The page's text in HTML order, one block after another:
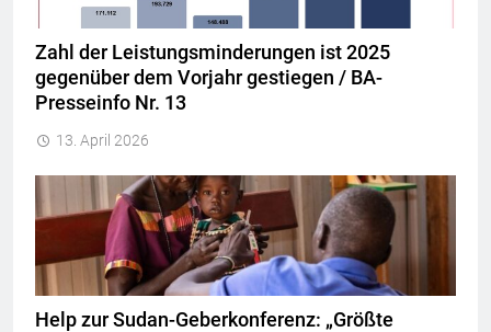
Zahl der Leistungsminderungen ist 2025
gegenüber dem Vorjahr gestiegen / BA-
Presseinfo Nr. 13
13. April 2026
Help zur Sudan-Geberkonferenz: „Größte